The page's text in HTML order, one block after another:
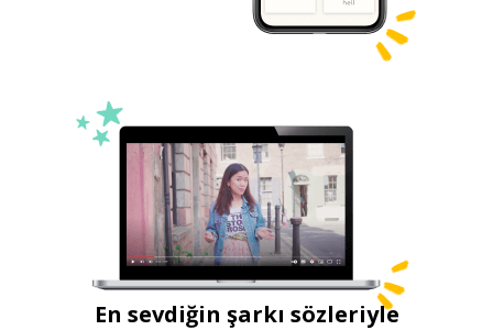
En sevdiğin şarkı sözleriyle